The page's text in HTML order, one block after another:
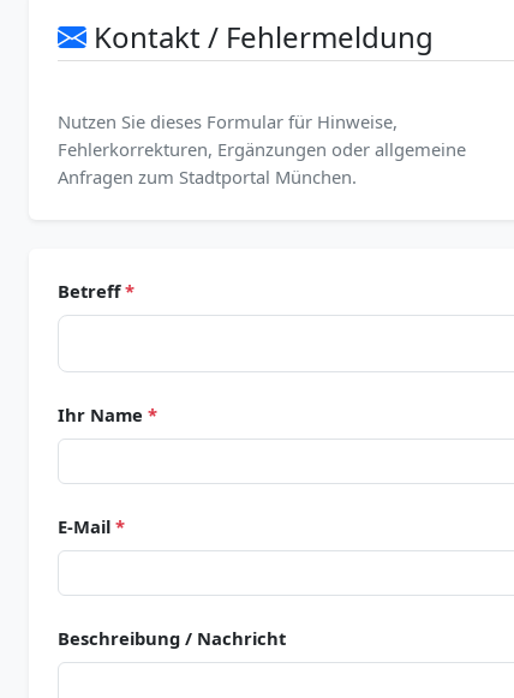
Kontakt / Fehlermeldung
Nutzen Sie dieses Formular für Hinweise,
Fehlerkorrekturen, Ergänzungen oder allgemeine
Anfragen zum Stadtportal München.
Betreff*
Ihr Name *
E-Mail *
Beschreibung / Nachricht